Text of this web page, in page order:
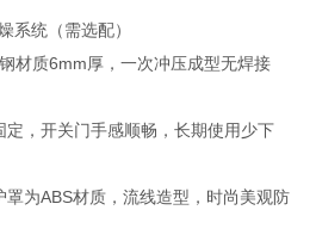
系统（需选配）
材质6mm厚，一次冲压成型无焊接
，开关门手感顺畅，长期使用少下
为ABS材质，流线造型，时尚美观防